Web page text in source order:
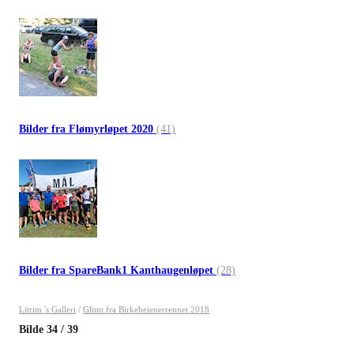
Bilder fra Flømyrløpet 2020 (41)
Bilder fra SpareBank1 Kanthaugenløpet (28)
Litrim 's Galleri / Glimt fra Birkebeienerrennet 2018
Bilde 34 / 39